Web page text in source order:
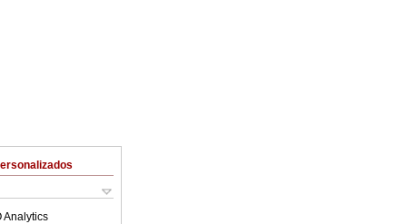
Analytics